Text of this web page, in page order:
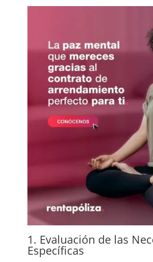
1. Evaluación de las
Específicas